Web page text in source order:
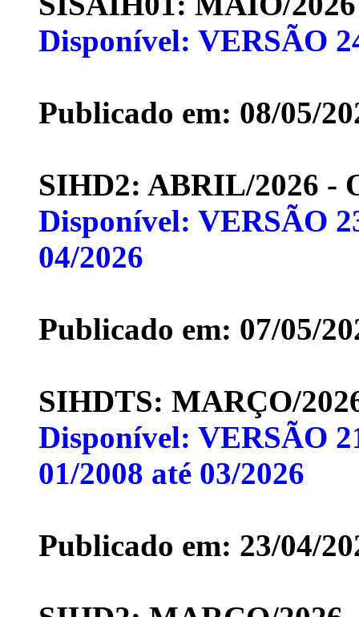
Disponível: VERSÃO
Publicado em: 08/05/
SIHD2: ABRIL/2026 -
Disponível: VERSÃO
04/2026
Publicado em: 07/05/
SIHDTS: MARÇO/
Disponível: VERSÃO
01/2008 até 03/2026
Publicado em: 23/04/